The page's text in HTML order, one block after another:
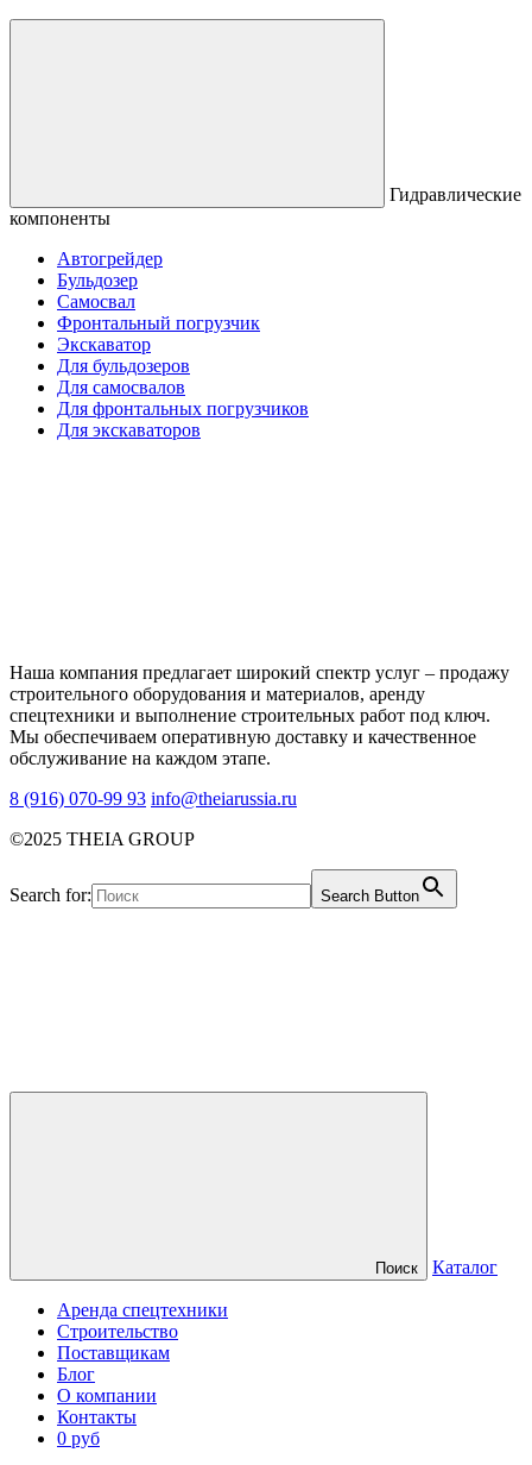
Гидравлические
компоненты
Автогрейдер
Бульдозер
Самосвал
Фронтальный погрузчик
Экскаватор
Для бульдозеров
Для самосвалов
Для фронтальных погрузчиков
Для экскаваторов
Наша компания предлагает широкий спектр услуг – продажу
строительного оборудования и материалов, аренду
спецтехники и выполнение строительных работ под ключ.
Мы обеспечиваем оперативную доставку и качественное
обслуживание на каждом этапе.
8 (916) 070-99 93 info@theiarussia.ru
©2025 THEIA GROUP
Search for: Search Button
Поиск Каталог
Аренда спецтехники
Строительство
Поставщикам
Блог
О компании
Контакты
0 руб